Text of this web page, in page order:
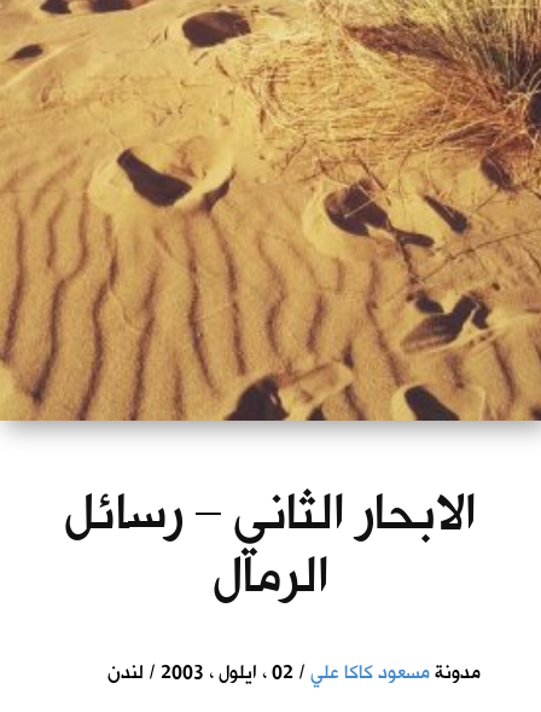
الابحار الثاني – رسائل
الرمال
مدونةمسعود كاكا علي/ 02 ، ايلول ، 2003 / لندن